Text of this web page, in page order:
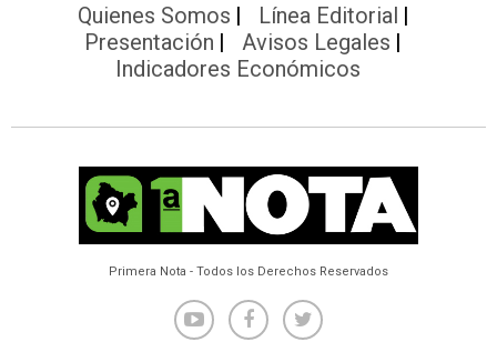
Quienes Somos
Línea Editorial
Presentación
Avisos Legales
Indicadores Económicos
Primera Nota - Todos los Derechos Reservados